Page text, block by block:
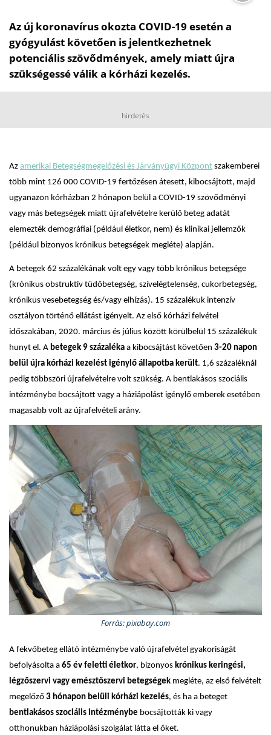
Az új koronavírus okozta COVID-19 esetén a
gyógyulást követően is jelentkezhetnek
potenciális szövődmények, amely miatt újra
szükségessé válik a kórházi kezelés.
hirdetés
Az amerikai Betegségmegelőzési és Járványügyi Központ szakemberei
több mint 126 000 COVID-19 fertőzésen átesett, kibocsájtott, majd
ugyanazon kórházban 2 hónapon belül a COVID-19 szövődményi
vagy más betegségek miatt újrafelvételre kerülő beteg adatát
elemezték demográfiai (például életkor, nem) és klinikai jellemzők
(például bizonyos krónikus betegségek megléte) alapján.
A betegek 62 százalékának volt egy vagy több krónikus betegsége
(krónikus obstruktív tüdőbetegség, szívelégtelenség, cukorbetegség,
krónikus vesebetegség és/vagy elhízás). 15 százalékuk intenzív
osztályon történő ellátást igényelt. Az első kórházi felvétel
időszakában, 2020. március és július között körülbelül 15 százalékuk
hunyt el. A betegek 9 százaléka a kibocsájtást követően 3-20 napon
belül újra kórházi kezelést igénylő állapotba került. 1,6 százaléknál
pedig többszöri újrafelvételre volt szükség. A bentlakásos szociális
intézménybe bocsájtott vagy a háziápolást igénylő emberek esetében
magasabb volt az újrafelvételi arány.
Forrás: pixabay.com
A fekvőbeteg ellátó intézménybe való újrafelvétel gyakoriságát
befolyásolta a 65 év feletti életkor, bizonyos krónikus keringési,
légzőszervi vagy emésztőszervi betegségek megléte, az első felvételt
megelőző 3 hónapon belüli kórházi kezelés, és ha a beteget
bentlakásos szociális intézménybe bocsájtották ki vagy
otthonukban háziápolási szolgálat látta el őket.